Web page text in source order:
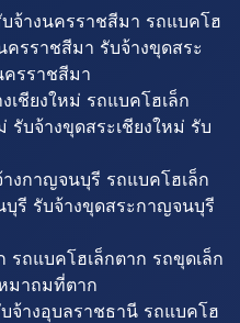
จ้างนครราชสีมา รถแบคโฮ
รราชสีมา รับจ้างขุดสระ
รราชสีมา
เชียงใหม่ รถแบคโฮเล็ก
รับจ้างขุดสระเชียงใหม่ รับ
งกาญจนบุรี รถแบคโฮเล็ก
รี รับจ้างขุดสระกาญจนบุรี
รถแบคโฮเล็กตาก รถขุดเล็ก
มาถมที่ตาก
จ้างอุบลราชธานี รถแบคโฮ